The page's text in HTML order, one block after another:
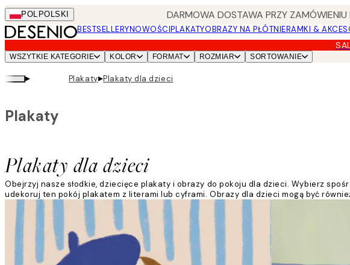
Skip
to
main
content.
POL POLSKI DARMOWA DOSTAWA PRZY
BESTSELLERYNOWOŚCIPLAKATYOBRAZY NA PŁÓTNIERAMKI &
WSZYTKIE KATEGORIE KOLOR FORMAT ROZMIAR SORTOWANIE
▸ Plakaty▸Plakaty dla dzieci
Plakaty dla dzieci
Plakaty
Obejrzyj nasze słodkie, dziecięce plakaty i obrazy do pokoju dla dzieci. Wybierz
udekoruj ten pokój plakatem z literami lub cyframi. Obrazy dla dzieci mogą być